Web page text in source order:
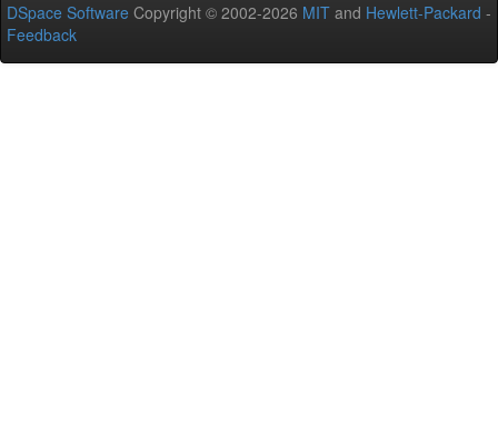
DSpace Software Copyright © 2002-2026 MIT and Hewlett-Packard -
Feedback